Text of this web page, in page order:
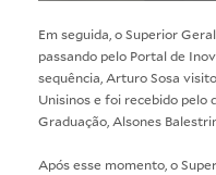
Em seguida, o Superior
passando pelo Portal de
sequência, Arturo Sosa
Unisinos e foi recebido pelo
Graduação, Alsones
Após esse momento, o